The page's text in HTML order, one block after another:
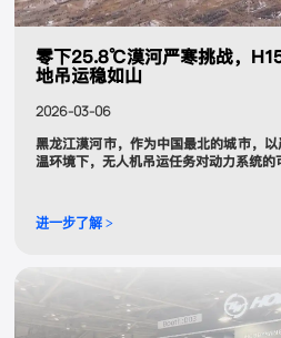
零下25.8℃漠河严寒挑战，
地吊运稳如山
2026-03-06
黑龙江漠河市，作为中国最北的城市，
温环境下，无人机吊运任务对动力系统的
进一步了解 >